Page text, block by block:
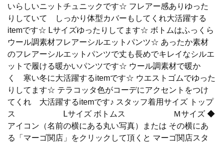
いらしいニットチュニックです☆ フレアー感ありゆった
りしていて しっかり体型カバーもしてくれ大活躍する
itemです☆ Lサイズゆったりしてます☆ ボトムはふっくら
ウール調素材フレアーシルエットパンツ☆ あったか素材
のフレアーシルエットパンツで丈も長めでキレイなシルエ
ットで履ける暖かいパンツです☆ ウール調素材で暖か
く 寒い冬に大活躍するitemです☆ ウエストゴムでゆった
りしてます☆ テラコッタ色がコーデにアクセントをつけ
てくれ 大活躍するitemです♪ スタッフ着用サイズ トップ
ス Lサイズ ボトムス Ｍサイズ ◆
アイコン（名前の横にある丸い写真）または その横にあ
る「マーゴ関店」をクリックして頂くと マーゴ関店スタ